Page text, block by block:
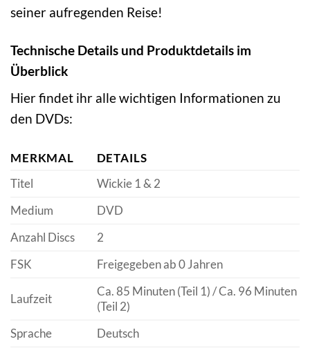
seiner aufregenden Reise!
Technische Details und Produktdetails im
Überblick
Hier findet ihr alle wichtigen Informationen zu
den DVDs:
MERKMAL
DETAILS
Titel
Wickie 1 & 2
Medium
DVD
Anzahl Discs
2
FSK
Freigegeben ab 0 Jahren
Laufzeit
Ca. 85 Minuten (Teil 1) / Ca. 96 Minuten
(Teil 2)
Sprache
Deutsch